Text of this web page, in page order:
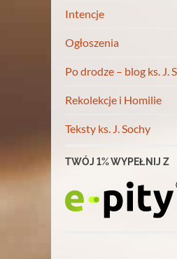
Intencje
Ogłoszenia
Po drodze – blog ks. J.
Rekolekcje i Homilie
Teksty ks. J. Sochy
TWÓJ 1% WYPEŁNIJ Z